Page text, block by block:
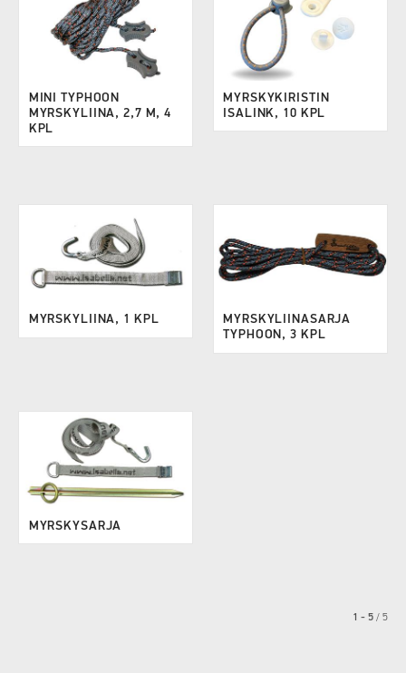
MINI TYPHOON
MYRSKYLIINA, 2,7 M, 4
KPL
MYRSKYKIRISTIN
ISALINK, 10 KPL
MYRSKYLIINA, 1 KPL
MYRSKYLIINASARJA
TYPHOON, 3 KPL
MYRSKYSARJA
1 - 5 /5